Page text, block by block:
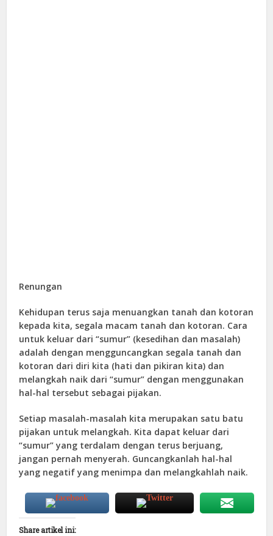
Renungan
Kehidupan terus saja menuangkan tanah dan kotoran
kepada kita, segala macam tanah dan kotoran. Cara
untuk keluar dari “sumur” (kesedihan dan masalah)
adalah dengan mengguncangkan segala tanah dan
kotoran dari diri kita (hati dan pikiran kita) dan
melangkah naik dari “sumur” dengan menggunakan
hal-hal tersebut sebagai pijakan.
Setiap masalah-masalah kita merupakan satu batu
pijakan untuk melangkah. Kita dapat keluar dari
“sumur” yang terdalam dengan terus berjuang,
jangan pernah menyerah. Guncangkanlah hal-hal
yang negatif yang menimpa dan melangkahlah naik.
Share artikel ini: